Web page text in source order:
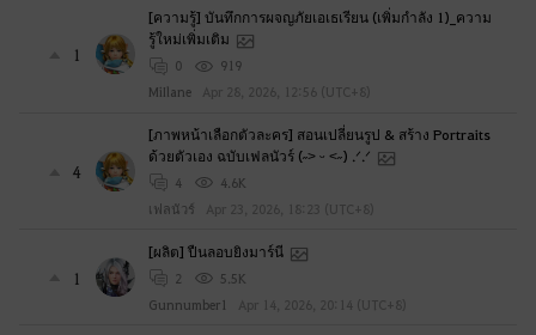
1
[ความรู้] บันทึกการผจญภัยเอเธเรียน (เพิ่มกำลัง 1)_ความ
รู้ใหม่เพิ่มเติม
0
919
MiIlane
Apr 28, 2026, 12:56 (UTC+8)
4
[ภาพหน้าเลือกตัวละคร] สอนเปลี่ยนรูป & สร้าง Portraits
ด้วยตัวเอง ฉบับเฟลนัวร์ (˶˃ ᵕ ˂˶) .ᐟ.ᐟ
4
4.6K
เฟลนัวร์
Apr 23, 2026, 18:23 (UTC+8)
1
[ผลิต] ปืนลอบยิงมาร์นี
2
5.5K
Gunnumber1
Apr 14, 2026, 20:14 (UTC+8)